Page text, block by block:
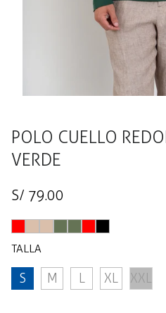
POLO CUELLO
VERDE
Precio
S/ 79.00
TALLA
S M L XL XXL